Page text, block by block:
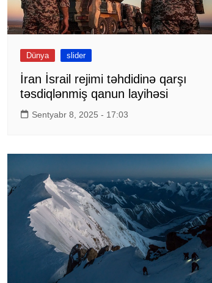
Dünya slider
İran İsrail rejimi təhdidinə qarşı
təsdiqlənmiş qanun layihəsi
Sentyabr 8, 2025 - 17:03